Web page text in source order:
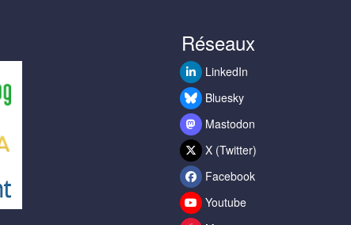
Réseaux
LinkedIn
Bluesky
Mastodon
X (Twitter)
Facebook
Youtube